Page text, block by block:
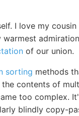
I love my
warmest
of our union.
sorting methods
contents of
too complex.
blindly copy-